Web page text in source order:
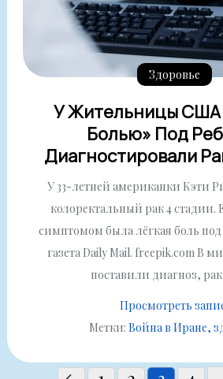
Здоровье
У Жительницы США
Болью» Под
Диагностировали
У 33-летней американки Кэти
колоректальный рак 4
симптомом была лёгкая боль
газета Daily Mail. freepik.com В
поставили диагноз,
Просмотреть
Метки: Война в Иране